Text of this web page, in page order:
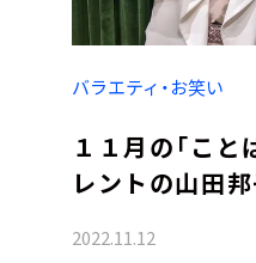
バラエティ・お笑い
１１月の「こと
レントの山田邦
2022.11.12